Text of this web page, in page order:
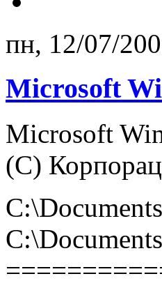
пн, 12/07/
Microsoft
Microsoft
(С)